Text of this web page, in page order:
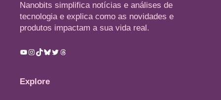
Nanobits simplifica notícias e análises de
tecnologia e explica como as novidades e
produtos impactam a sua vida real.
Youtube
Instagram
TikTok
Bluesky
TwitterThreads
Explore